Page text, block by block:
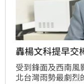
轟楊文科提早交
受到鋒面及西南風
北台灣雨勢最劇烈